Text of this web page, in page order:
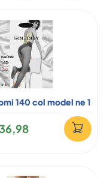
140 col model ne 1